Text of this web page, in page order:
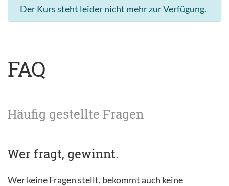
Der Kurs steht leider nicht mehr zur Verfügung.
FAQ
Häufig gestellte Fragen
Wer fragt, gewinnt.
Wer keine Fragen stellt, bekommt auch keine